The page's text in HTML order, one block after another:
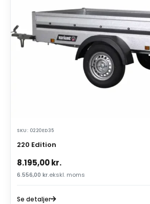
SKU: 0220ED35
220 Edition
8.195,00kr.
6.556,00 kr.ekskl. moms
Se detaljer